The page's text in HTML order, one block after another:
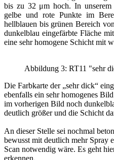
bis zu 32 μm hoch. In
gelbe und rote Punkte im
hellblauen bis grünen Bereich
dunkelblau eingefärbte Fläche
eine sehr homogene Schicht mit
Abbildung 3: RT11 "sehr
Die Farbkarte der „sehr dick“
ebenfalls ein sehr homogenes
im vorherigen Bild noch
deutlich größer und die Schicht
An dieser Stelle sei nochmal
bewusst mit deutlich mehr Spray
Scan notwendig wäre. Es geht